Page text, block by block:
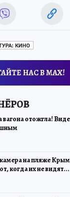
КИНО
НАС В МАХ!
вагона отожгла!
на пляже
когда их не видят...